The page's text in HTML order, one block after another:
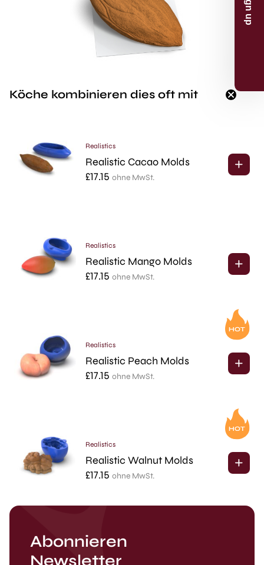
Köche kombinieren dies oft mit
Realistics
Realistic Cacao Molds
£17.15 ohne MwSt.
Realistics
Realistic Mango Molds
£17.15 ohne MwSt.
Realistics
Realistic Peach Molds
£17.15 ohne MwSt.
Realistics
Realistic Walnut Molds
£17.15 ohne MwSt.
Abonnieren
Newsletter
Sign up
Skip for now